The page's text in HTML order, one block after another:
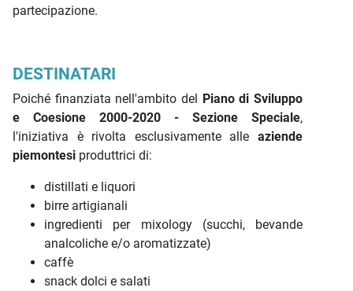
partecipazione.
DESTINATARI
Poiché finanziata nell'ambito del Piano di Sviluppo
e Coesione 2000-2020 - Sezione Speciale,
l'iniziativa è rivolta esclusivamente alle aziende
piemontesi produttrici di:
distillati e liquori
birre artigianali
ingredienti per mixology (succhi, bevande
analcoliche e/o aromatizzate)
caffè
snack dolci e salati